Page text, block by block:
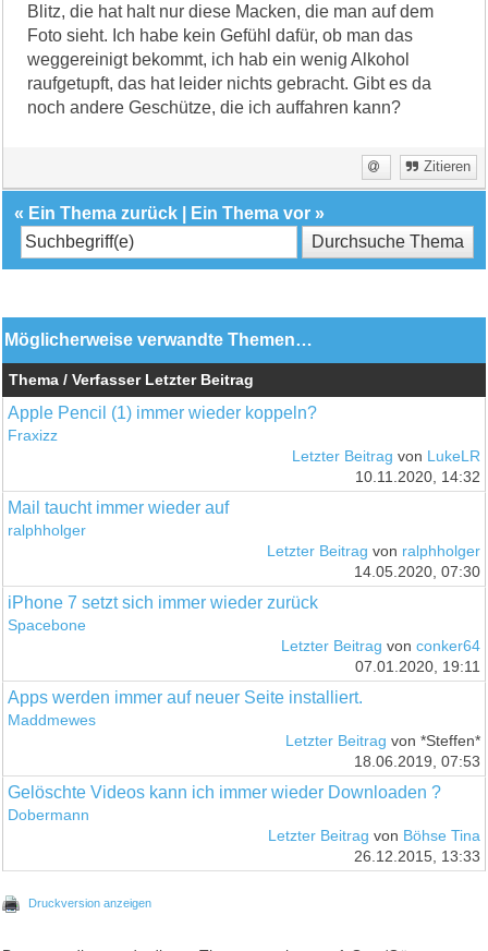
Blitz, die hat halt nur diese Macken, die man auf dem
Foto sieht. Ich habe kein Gefühl dafür, ob man das
weggereinigt bekommt, ich hab ein wenig Alkohol
raufgetupft, das hat leider nichts gebracht. Gibt es da
noch andere Geschütze, die ich auffahren kann?
Zitieren
« Ein Thema zurück Ein Thema vor »
Möglicherweise verwandte Themen…
Thema / Verfasser Letzter Beitrag
Apple Pencil (1) immer wieder koppeln?
Fraxizz
Letzter Beitrag von LukeLR
10.11.2020, 14:32
Mail taucht immer wieder auf
ralphholger
Letzter Beitrag von ralphholger
14.05.2020, 07:30
iPhone 7 setzt sich immer wieder zurück
Spacebone
Letzter Beitrag von conker64
07.01.2020, 19:11
Apps werden immer auf neuer Seite installiert.
Maddmewes
Letzter Beitrag von *Steffen*
18.06.2019, 07:53
Gelöschte Videos kann ich immer wieder Downloaden ?
Dobermann
Letzter Beitrag von Böhse Tina
26.12.2015, 13:33
Druckversion anzeigen